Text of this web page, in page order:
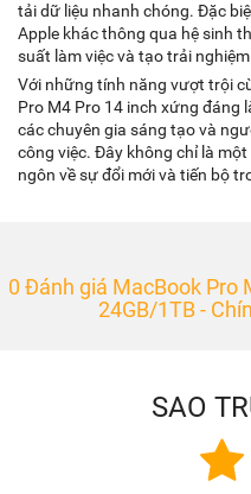
tải dữ liệu nhanh chóng. Đặc
Apple khác thông qua hệ sinh
suất làm việc và tạo trải
Với những tính năng vượt trội
Pro M4 Pro 14 inch xứng đáng
các chuyên gia sáng tạo và
công việc. Đây không chỉ là
ngôn về sự đổi mới và tiến bộ
0 Đánh giá MacBook Pro
24GB/1TB -
SAO